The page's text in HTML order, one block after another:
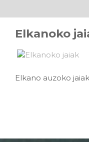
Elkanoko
Elkano auzoko